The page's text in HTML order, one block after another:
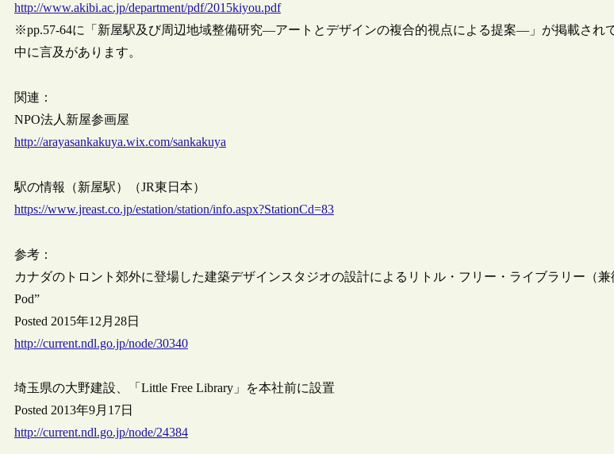
http://www.akibi.ac.jp/department/pdf/2015kiyou.pdf
※pp.57-64に「新屋駅及び周辺地域整備研究―アートとデザインの複合的視点による提案―」が掲載され
中に言及があります。
関連：
NPO法人新屋参画屋
http://arayasankakuya.wix.com/sankakuya
駅の情報（新屋駅）（JR東日本）
https://www.jreast.co.jp/estation/station/info.aspx?StationCd=83
参考：
カナダのトロント郊外に登場した建築デザインスタジオの設計によるリトル・フリー・ライブラリー（兼
Pod”
Posted 2015年12月28日
http://current.ndl.go.jp/node/30340
埼玉県の大野建設、「Little Free Library」を本社前に設置
Posted 2013年9月17日
http://current.ndl.go.jp/node/24384